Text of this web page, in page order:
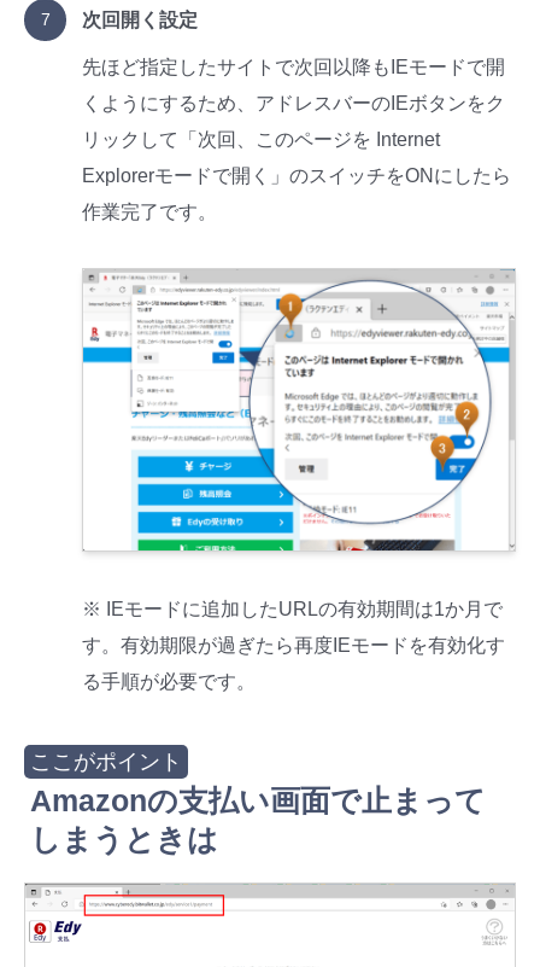
次回開く設定
先ほど指定したサイトで次回以降もIEモードで開
くようにするため、アドレスバーのIEボタンをク
リックして「次回、このページを Internet
Explorerモードで開く」のスイッチをONにしたら
作業完了です。
※ IEモードに追加したURLの有効期間は1か月で
す。有効期限が過ぎたら再度IEモードを有効化す
る手順が必要です。
Amazonの支払い画面で止まって
しまうときは